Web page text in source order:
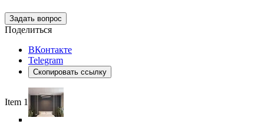
Задать вопрос
Поделиться
ВКонтакте
Telegram
Скопировать ссылку
Item 1 of 6